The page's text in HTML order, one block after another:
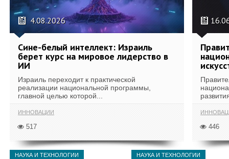
4.08.2026
Сине-белый интеллект: Израиль
берет курс на мировое лидерство в
ИИ
Израиль переходит к практической
реализации национальной программы,
главной целью которой...
ИННОВАЦИИ
517 446
НАУКА И ТЕХНОЛОГИИ НАУКА И ТЕХНОЛОГИИ